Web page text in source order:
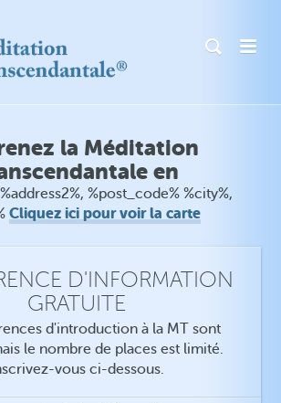
la Méditation
en
%post_code% %city%,
Cliquez ici pour voir la carte
D'INFORMATION
GRATUITE
d'introduction à la MT sont
le nombre de places est limité.
vous ci-dessous.